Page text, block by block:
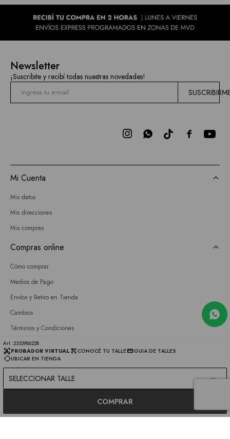
2332986228
PROBADOR VIRTUAL
CONOCÉ TU TALLE
GUIA DE TALLES
UBICAR EN TIENDA
SELECCIONAR TALLE
COMPRAR
Newsletter
¡Suscribite y recibí todas nuestras novedades!

 
Mi Cuenta
Mis datos
Mis direcciones
Mis compras
Compras online
Cómo comprar
Medios de Pago
Envíos y Retiro en Tienda
Cambios
Términos y Condiciones
GIFT CARD
Empresa
Sobre nosotros
Únete a nuestro equipo